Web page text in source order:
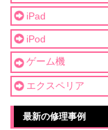
iPad
iPod
ゲーム機
エクスペリア
最新の修理事例